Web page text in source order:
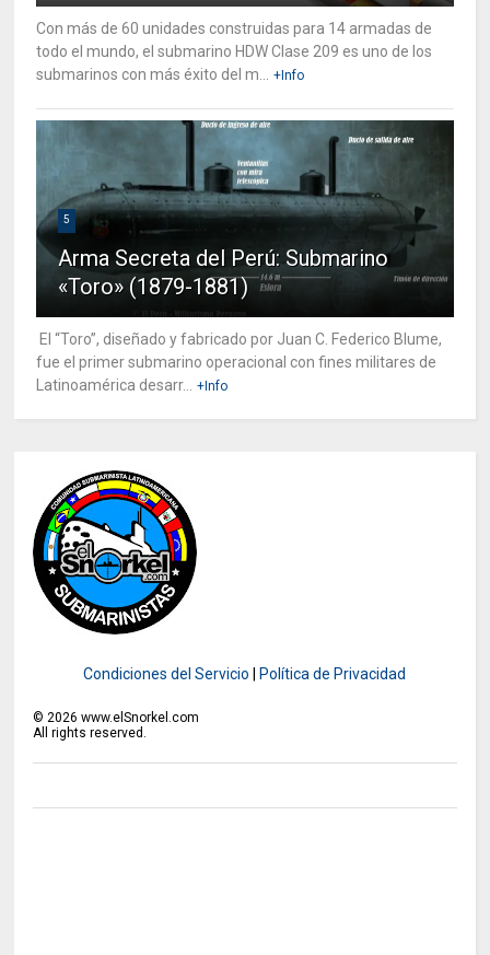
Con más de 60 unidades construidas para 14 armadas de
todo el mundo, el submarino HDW Clase 209 es uno de los
submarinos con más éxito del m...
+Info
5
Arma Secreta del Perú: Submarino
«Toro» (1879-1881)
El “Toro”, diseñado y fabricado por Juan C. Federico Blume,
fue el primer submarino operacional con fines militares de
Latinoamérica desarr...
+Info
Condiciones del Servicio |Política de Privacidad
© 2026 www.elSnorkel.com
All rights reserved.